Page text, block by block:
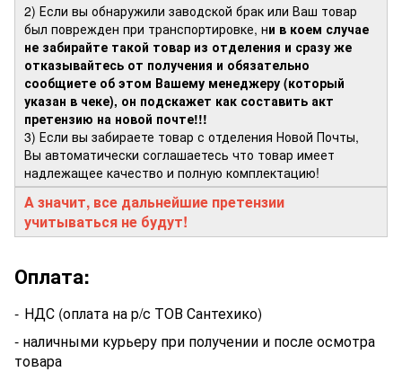
2) Если вы обнаружили заводской брак или Ваш товар
был поврежден при транспортировке, ни в коем случае
не забирайте такой товар из отделения и сразу же
отказывайтесь от получения и обязательно
сообщиете об этом Вашему менеджеру (который
указан в чеке), он подскажет как составить акт
претензию на новой почте!!!
3) Если вы забираете товар с отделения Новой Почты,
Вы автоматически соглашаетесь что товар имеет
надлежащее качество и полную комплектацию!
А значит, все дальнейшие претензии
учитываться не будут!
Оплата:
- НДС (оплата на р/с ТОВ Сантехико)
- наличными курьеру при получении и после осмотра
товара